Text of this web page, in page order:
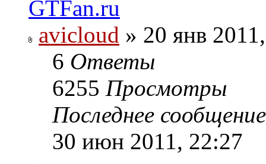
GTFan.ru
avicloud » 20 янв
6 Ответы
6255 Просмотры
Последнее
30 июн 2011, 22:27